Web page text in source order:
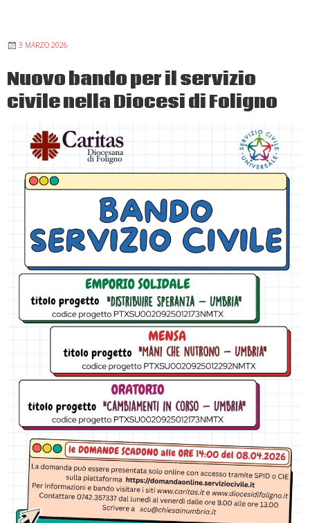
3 MARZO 2026
Nuovo bando per il servizio
civile nella Diocesi di Foligno